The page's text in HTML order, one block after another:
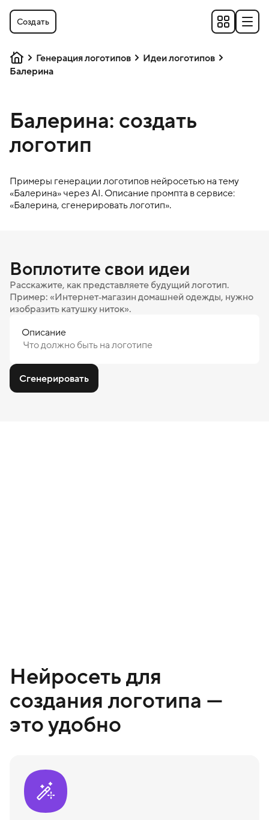
Создать
Генерация логотипов
Идеи логотипов
Балерина
Балерина: создать
логотип
Примеры генерации логотипов нейросетью на тему
«Балерина» через AI. Описание промпта в сервисе:
«Балерина, сгенерировать логотип».
Воплотите свои идеи
Расскажите, как представляете будущий логотип.
Пример: «Интернет‑магазин домашней одежды, нужно
изобразить катушку ниток».
Описание
Сгенерировать
Нейросеть для
создания логотипа —
это удобно